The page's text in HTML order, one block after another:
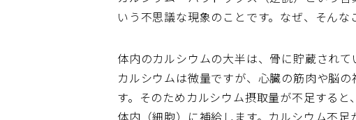
いう不思議な現象のことです。なぜ、そんな
体内のカルシウムの大半は、骨に貯蔵され
カルシウムは微量ですが、心臓の筋肉や脳
す。そのためカルシウム摂取量が不足する
体内（細胞）に補給します。カルシウム不